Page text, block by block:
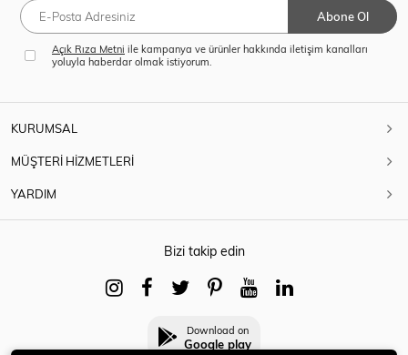
Abone Ol
Açık Rıza Metni ile kampanya ve ürünler hakkında iletişim kanalları
yoluyla haberdar olmak istiyorum.
KURUMSAL
MÜŞTERİ HİZMETLERİ
YARDIM
Bizi takip edin
Download on
Google play